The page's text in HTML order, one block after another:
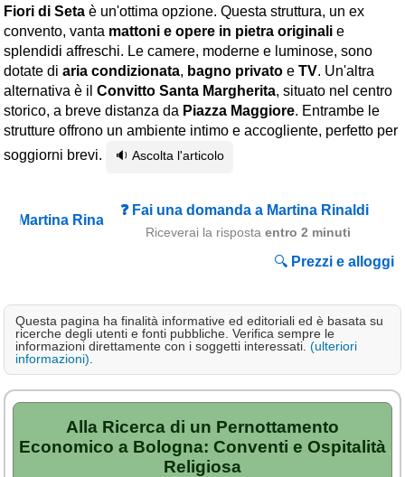
Fiori di Seta è un'ottima opzione. Questa struttura, un ex
convento, vanta mattoni e opere in pietra originali e
splendidi affreschi. Le camere, moderne e luminose, sono
dotate di aria condizionata, bagno privato e TV. Un'altra
alternativa è il Convitto Santa Margherita, situato nel centro
storico, a breve distanza da Piazza Maggiore. Entrambe le
strutture offrono un ambiente intimo e accogliente, perfetto per
soggiorni brevi.
🔉 Ascolta l'articolo
❓ Fai una domanda a Martina Rinaldi
Riceverai la risposta entro 2 minuti
🔍 Prezzi e alloggi
Questa pagina ha finalità informative ed editoriali ed è basata su
ricerche degli utenti e fonti pubbliche. Verifica sempre le
informazioni direttamente con i soggetti interessati. (ulteriori
informazioni)
Alla Ricerca di un Pernottamento
Economico a Bologna: Conventi e Ospitalità
Religiosa
🗻 Montagna
Laghi
Isole
Campagna
Terme
Calabria(331)
Campania(363)
Emilia - Romagna(228)
Friuli - Venezia Giulia
(39)